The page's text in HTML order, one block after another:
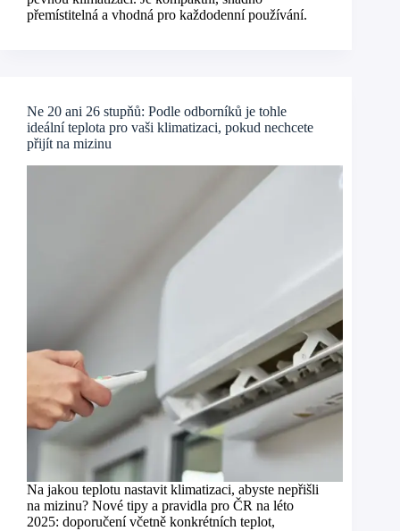
přemístitelná a vhodná pro každodenní používání.
Ne 20 ani 26 stupňů: Podle odborníků je tohle
ideální teplota pro vaši klimatizaci, pokud nechcete
přijít na mizinu
Na jakou teplotu nastavit klimatizaci, abyste nepřišli
na mizinu? Nové tipy a pravidla pro ČR na léto
2025: doporučení včetně konkrétních teplot,